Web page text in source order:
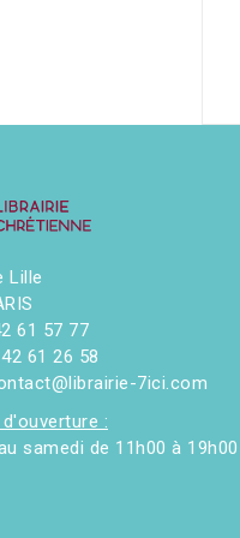
Lille
61 57 77
61 26 58
7ici.com
:
samedi de 11h00 à 19h00